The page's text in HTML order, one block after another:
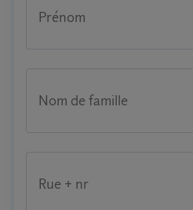
Prénom
Nom de famille
Rue + nr